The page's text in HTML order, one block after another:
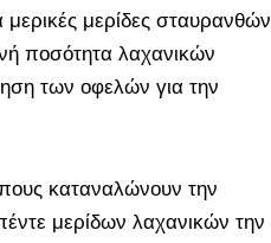
μερικές μερίδες σταυρανθών
ποσότητα λαχανικών
των οφελών για την
καταναλώνουν την
μερίδων λαχανικών την